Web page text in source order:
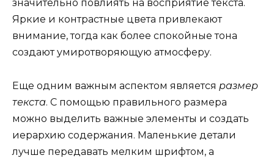
значительно повлиять на восприятие текста.
Яркие и контрастные цвета привлекают
внимание, тогда как более спокойные тона
создают умиротворяющую атмосферу.
Еще одним важным аспектом является размер
текста. С помощью правильного размера
можно выделить важные элементы и создать
иерархию содержания. Маленькие детали
лучше передавать мелким шрифтом, а